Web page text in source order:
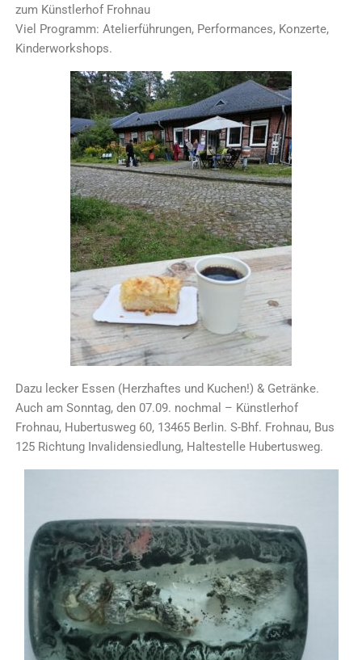
zum Künstlerhof Frohnau
Viel Programm: Atelierführungen, Performances, Konzerte,
Kinderworkshops.
Dazu lecker Essen (Herzhaftes und Kuchen!) & Getränke.
Auch am Sonntag, den 07.09. nochmal – Künstlerhof
Frohnau, Hubertusweg 60, 13465 Berlin. S-Bhf. Frohnau, Bus
125 Richtung Invalidensiedlung, Haltestelle Hubertusweg.